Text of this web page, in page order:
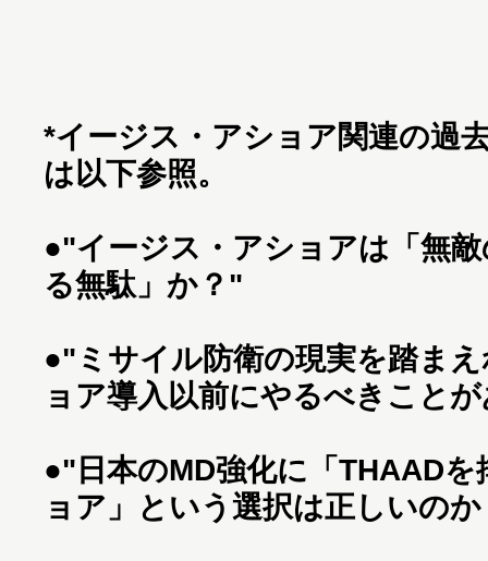
*イージス・アショア関連の過
は以下参照。
●"イージス・アショアは「無
る無駄」か？"
●"ミサイル防衛の現実を踏ま
ョア導入以前にやるべきこと
●"日本のMD強化に「THAAD
ョア」という選択は正しいの